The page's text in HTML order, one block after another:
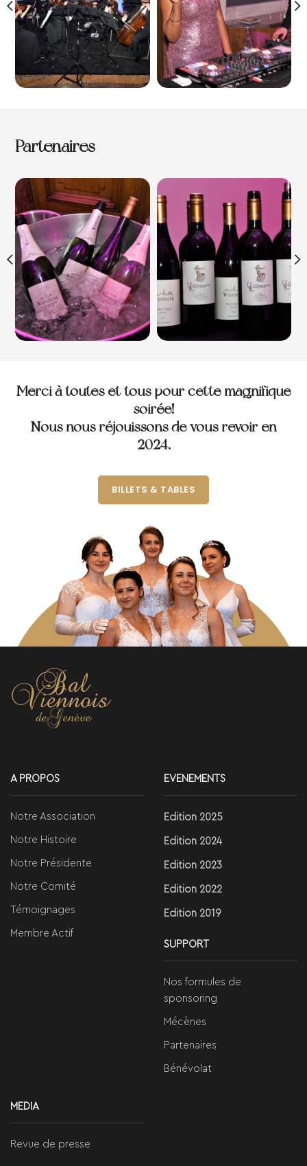
Partenaires
Merci à toutes et tous pour cette magnifique
soirée!
Nous nous réjouissons de vous revoir en
2024.
BILLETS & TABLES
A PROPOS
Notre Association
Notre Histoire
Notre Présidente
Notre Comité
Témoignages
Membre Actif
EVENEMENTS
Edition 2025
Edition 2024
Edition 2023
Edition 2022
Edition 2019
SUPPORT
Nos formules de
sponsoring
Mécènes
Partenaires
Bénévolat
MEDIA
Revue de presse